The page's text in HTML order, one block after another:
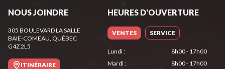
NOUS JOINDRE
305 BOULEVARD LA SALLE
BAIE-COMEAU, QUÉBEC
G4Z 2L5
ITINÉRAIRE
HEURES D'OUVERTURE
VENTES SERVICE
Lundi:
8h00 - 17h00
Mardi:
8h00 - 17h00